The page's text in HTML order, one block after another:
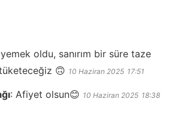
oldu, sanırım bir süre taze
🙃 10 Haziran 2025 17:51
: Afiyet olsun😊 10 Haziran 2025 18:38